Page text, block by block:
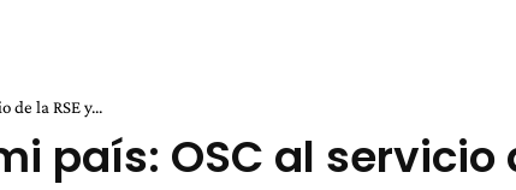
de la RSE y...
país: OSC al